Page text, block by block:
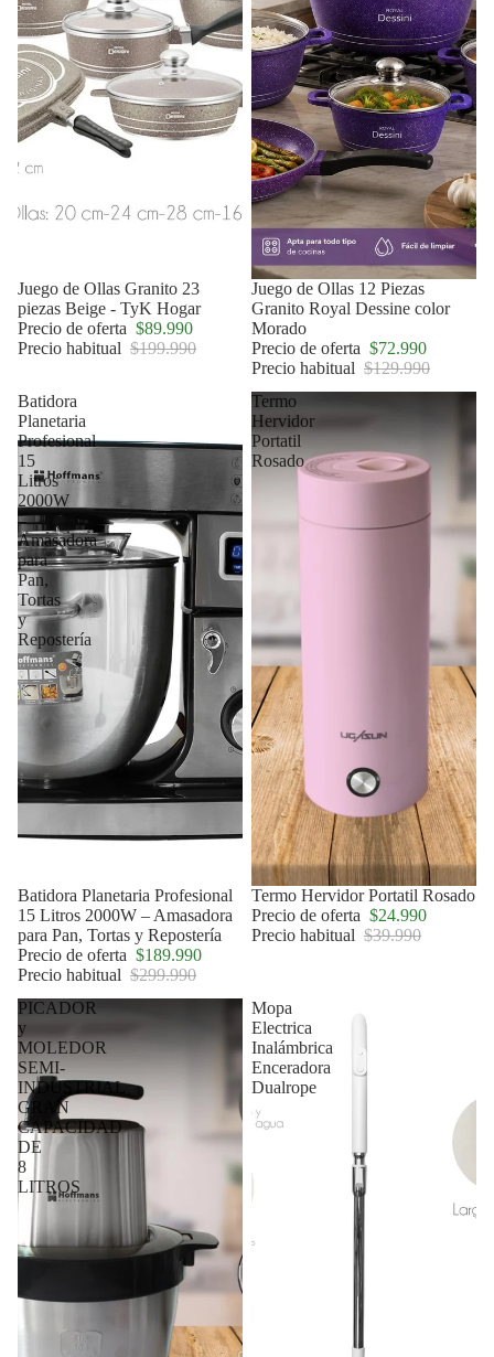
Oferta
Juego de Ollas Granito 23
piezas Beige - TyK Hogar
Precio de oferta $89.990
Precio habitual $199.990
Oferta
Juego de Ollas 12 Piezas
Granito Royal Dessine color
Morado
Precio de oferta $72.990
Precio habitual $129.990
Batidora
Planetaria
Profesional
15
Litros
2000W
–
Amasadora
para
Pan,
Tortas
y
Repostería
Agotado
Batidora Planetaria Profesional
15 Litros 2000W – Amasadora
para Pan, Tortas y Repostería
Precio de oferta $189.990
Precio habitual $299.990
Termo
Hervidor
Portatil
Rosado
Oferta
Termo Hervidor Portatil Rosado
Precio de oferta $24.990
Precio habitual $39.990
PICADOR
y
MOLEDOR
SEMI-
INDUSTRIAL
GRAN
CAPACIDAD
DE
8
LITROS
Mopa
Electrica
Inalámbrica
Enceradora
Dualrope